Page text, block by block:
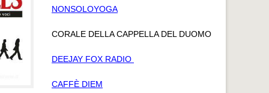
NONSOLOYOGA
CORALE DELLA CAPPELLA DEL DUOMO
DEEJAY FOX RADIO
CAFFÈ DIEM